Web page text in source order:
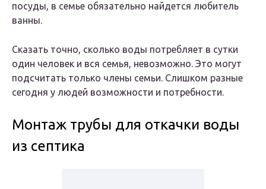
посуды, в семье обязательно найдется любитель
ванны.
Сказать точно, сколько воды потребляет в сутки
один человек и вся семья, невозможно. Это могут
подсчитать только члены семьи. Слишком разные
сегодня у людей возможности и потребности.
Монтаж трубы для откачки воды
из септика